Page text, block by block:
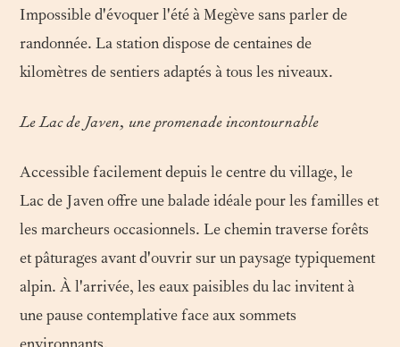
Impossible d'évoquer l'été à Megève sans parler de
randonnée. La station dispose de centaines de
kilomètres de sentiers adaptés à tous les niveaux.
Le Lac de Javen, une promenade incontournable
Accessible facilement depuis le centre du village, le
Lac de Javen offre une balade idéale pour les familles et
les marcheurs occasionnels. Le chemin traverse forêts
et pâturages avant d'ouvrir sur un paysage typiquement
alpin. À l'arrivée, les eaux paisibles du lac invitent à
une pause contemplative face aux sommets